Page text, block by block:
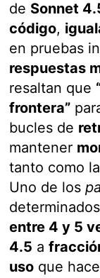
de Sonnet
código,
en pruebas
respuestas
resaltan que
frontera”
bucles de
mantener
tanto como
Uno de los
entre 4 y 5
4.5 a
uso que